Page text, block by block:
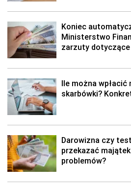
Koniec
Ministerstwo
zarzuty dotyczące
Ile można
skarbówki?
Darowizna czy
przekazać
problemów?